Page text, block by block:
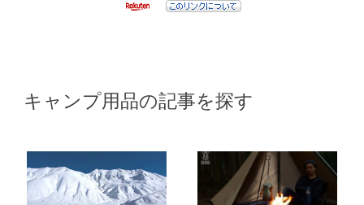
キャンプ用品の記事を探す